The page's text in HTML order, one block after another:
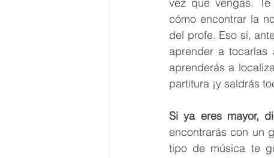
cómo encontrar la
del profe. Eso sí,
aprender a
aprenderás a
partitura ¡y saldrás
Si ya eres mayor,
encontrarás con un
tipo de música te